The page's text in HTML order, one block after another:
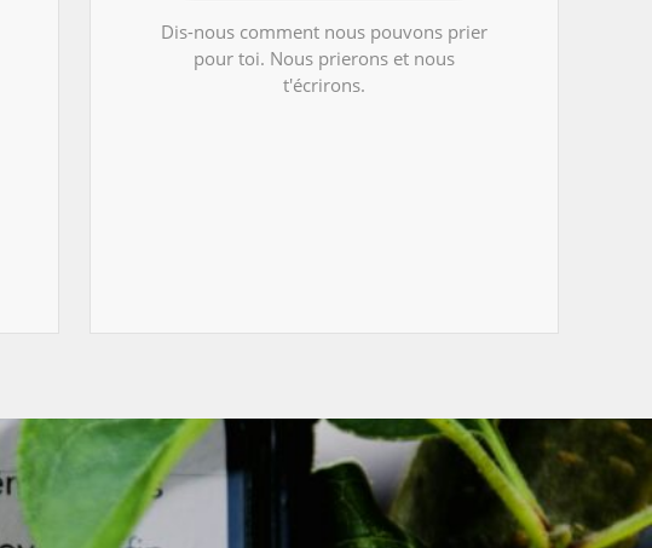
Dis-nous comment nous pouvons prier
pour toi. Nous prierons et nous
t'écrirons.